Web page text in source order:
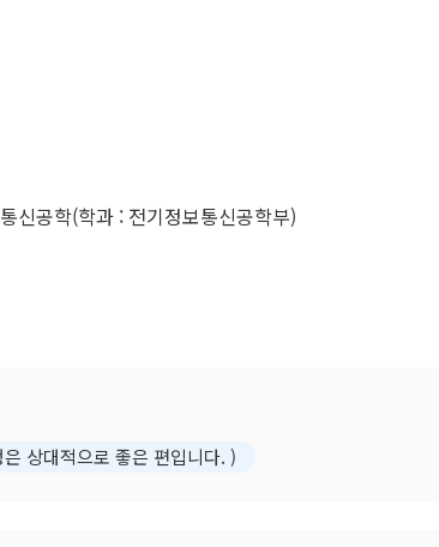
신공학(학과 : 전기정보통신공학부)
상대적으로 좋은 편입니다. )